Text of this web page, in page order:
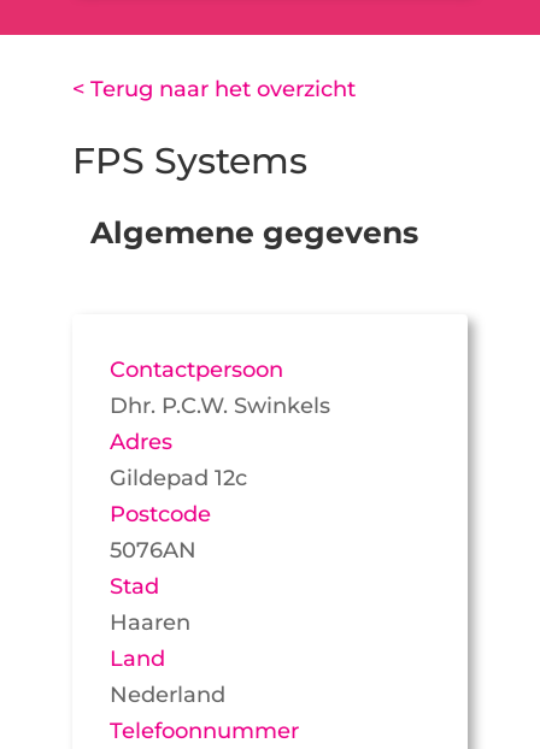
< Terug naar het overzicht
FPS Systems
Algemene gegevens
Contactpersoon
Dhr. P.C.W. Swinkels
Adres
Gildepad 12c
Postcode
5076AN
Stad
Haaren
Land
Nederland
Telefoonnummer